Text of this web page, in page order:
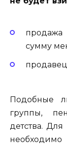
сумму
продавец
Подобные
группы,
детства.
необходимо